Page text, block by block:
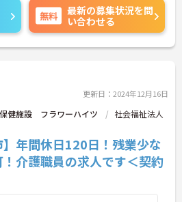
無料
最新の募集状況を問
い合わせる
更新日：2024年12月16日
健施設 フラワーハイツ
社会福祉法人
】年間休日120日！残業少な
介護職員の求人です＜契約